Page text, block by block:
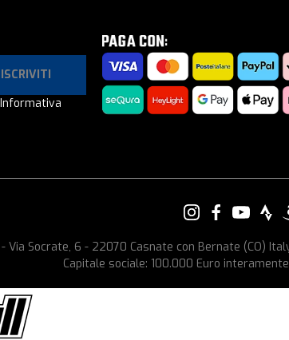
ISCRIVITI
Socrate, 6 - 22070 Casnate con Bernate (CO)
Capitale sociale: 100.000 Euro